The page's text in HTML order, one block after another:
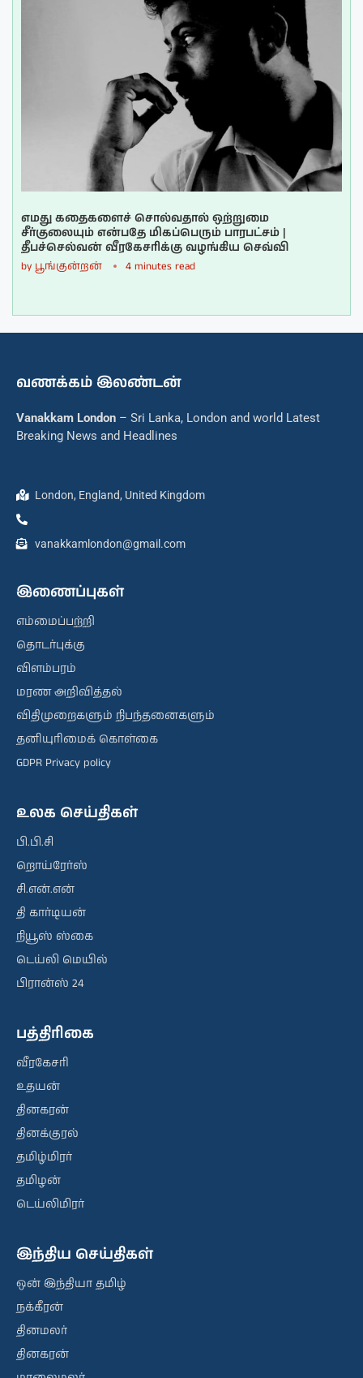
எமது கதைகளைச் சொல்வதால் ஒற்றுமை
சீர்குலையும் என்பதே மிகப்பெரும் பாரபட்சம் |
தீபச்செல்வன் வீரகேசரிக்கு வழங்கிய செவ்வி
by பூங்குன்றன் 4 minutes read
வணக்கம் இலண்டன்
Vanakkam London – Sri Lanka, London and world Latest
Breaking News and Headlines
London, England, United Kingdom
vanakkamlondon@gmail.com
இணைப்புகள்
எம்மைப்பற்றி
தொடர்புக்கு
விளம்பரம்
மரண அறிவித்தல்
விதிமுறைகளும் நிபந்தனைகளும்
தனியுரிமைக் கொள்கை
GDPR Privacy policy
உலக செய்திகள்
பி.பி.சி
றொய்ரேர்ஸ்
சி.என்.என்
தி கார்டியன்
நியூஸ் ஸ்கை
டெய்லி மெயில்
பிரான்ஸ் 24
பத்திரிகை
வீரகேசரி
உதயன்
தினகரன்
தினக்குரல்
தமிழ்மிரர்
தமிழன்
டெய்லிமிரர்
இந்திய செய்திகள்
ஒன் இந்தியா தமிழ்
நக்கீரன்
தினமலர்
தினகரன்